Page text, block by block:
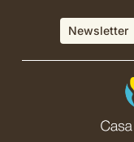
Newsletter